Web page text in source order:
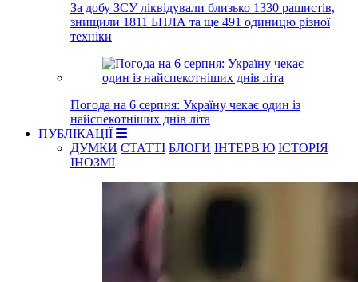
За добу ЗСУ ліквідували близько 1330 рашистів,
знищили 1811 БПЛА та ще 491 одиницю різної
техніки
Погода на 6 серпня: Україну чекає один із
найспекотніших днів літа
ПУБЛІКАЦІЇ
ДУМКИ СТАТТІ БЛОГИ ІНТЕРВ'Ю ІСТОРІЯ
ІНОЗМІ